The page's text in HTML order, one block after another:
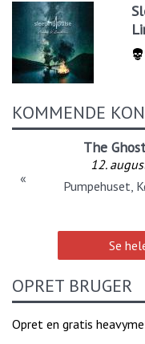
KOMMENDE
The
12.
Pumpehuset,
«
Se
OPRET BRUGER
Opret en gratis